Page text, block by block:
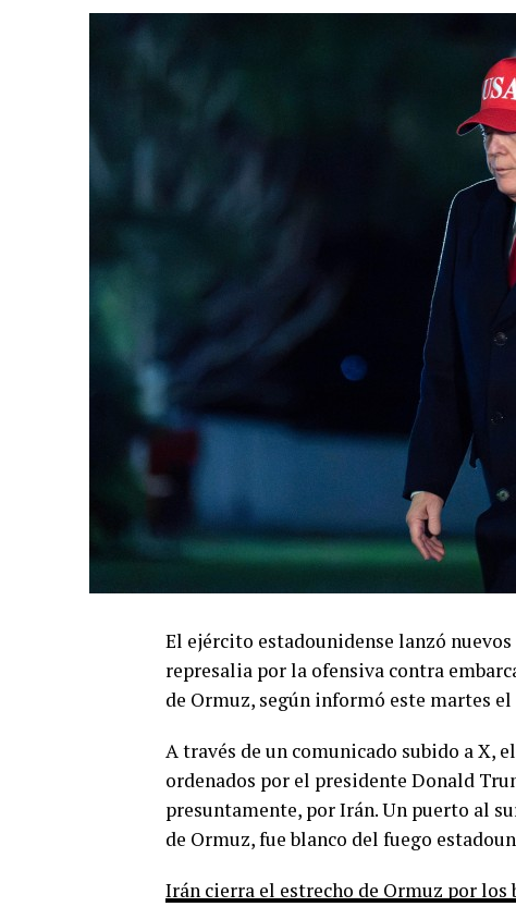
El ejército estadounidense lanzó
represalia por la ofensiva contra
de Ormuz, según informó este martes
A través de un comunicado subido a X,
ordenados por el presidente Donald
presuntamente, por Irán. Un puerto al
de Ormuz, fue blanco del fuego
Irán cierra el estrecho de Ormuz por los